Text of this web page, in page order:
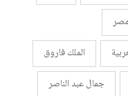
الملك فاروق
جمال عبد الناصر